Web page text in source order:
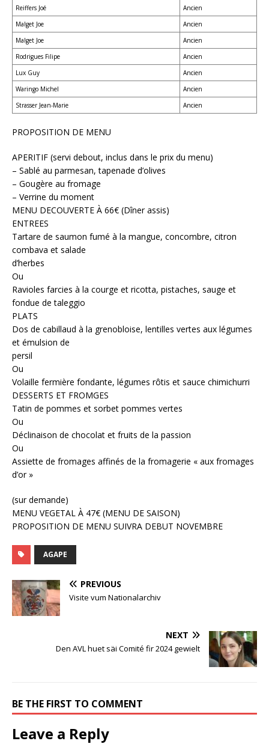
Reiffers Joé
Ancien
Malget Joe
Ancien
Malget Joe
Ancien
Rodrigues Filipe
Ancien
Lux Guy
Ancien
Waringo Michel
Ancien
Strasser Jean-Marie
Ancien
PROPOSITION DE MENU
APERITIF (servi debout, inclus dans le prix du menu)
– Sablé au parmesan, tapenade d’olives
– Gougère au fromage
– Verrine du moment
MENU DECOUVERTE À 66€ (Dîner assis)
ENTREES
Tartare de saumon fumé à la mangue, concombre, citron
combava et salade
d’herbes
Ou
Ravioles farcies à la courge et ricotta, pistaches, sauge et
fondue de taleggio
PLATS
Dos de cabillaud à la grenobloise, lentilles vertes aux légumes
et émulsion de
persil
Ou
Volaille fermière fondante, légumes rôtis et sauce chimichurri
DESSERTS ET FROMGES
Tatin de pommes et sorbet pommes vertes
Ou
Déclinaison de chocolat et fruits de la passion
Ou
Assiette de fromages affinés de la fromagerie « aux fromages
d’or »
(sur demande)
MENU VEGETAL À 47€ (MENU DE SAISON)
PROPOSITION DE MENU SUIVRA DEBUT NOVEMBRE
AGAPE
PREVIOUS
Visite vum Nationalarchiv
NEXT
Den AVL huet säi Comité fir 2024 gewielt
BE THE FIRST TO COMMENT
Leave a Reply